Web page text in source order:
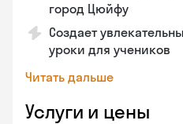
город Цюйфу
Создает
уроки для учеников
Читать дальше
Услуги и цены